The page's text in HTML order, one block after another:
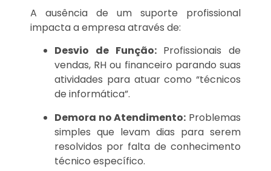
A ausência de um suporte profissional
impacta a empresa através de:
Desvio de Função:Profissionais de
vendas, RH ou financeiro parando suas
atividades para atuar como “técnicos
de informática”.
Demora no Atendimento: Problemas
simples que levam dias para serem
resolvidos por falta de conhecimento
técnico específico.